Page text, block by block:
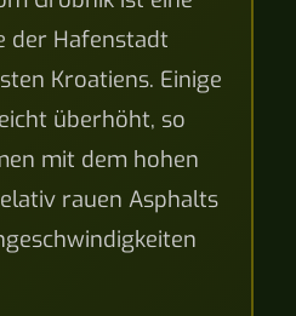
der Hafenstadt
Kroatiens. Einige
überhöht, so
mit dem hohen
rauen Asphalts